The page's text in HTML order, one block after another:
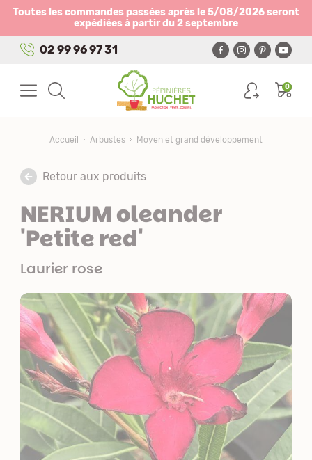
Toutes les commandes passées après le 5/08/2026 seront
expédiées à partir du 2 septembre
02 99 96 97 31
0
Accueil Arbustes Moyen et grand développement
Retour aux produits
NERIUM oleander
'Petite red'
Laurier rose
Panneau de gestion des cookies